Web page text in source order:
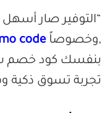
“التوفير صار
,وخصوصاً code
تجربة تسوق ذكية